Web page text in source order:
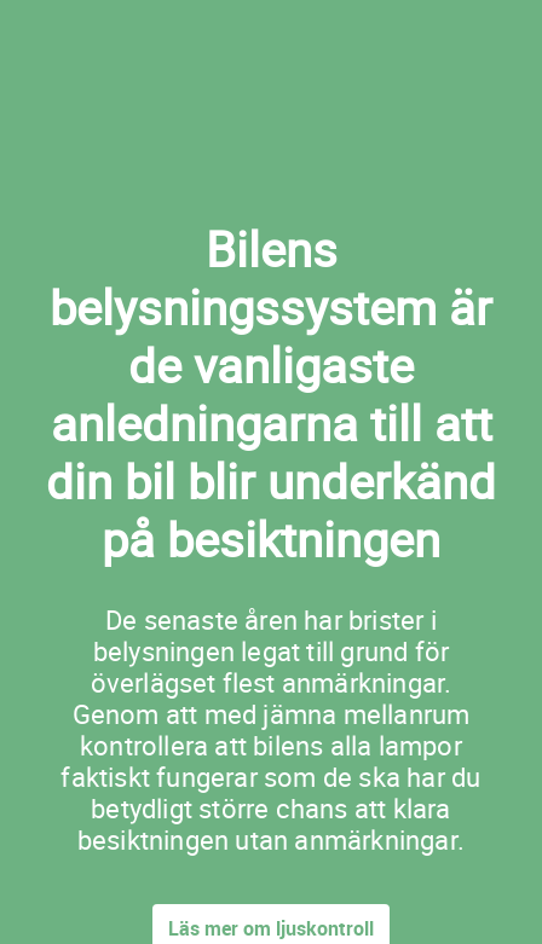
Bilens
belysningssystem är
de vanligaste
anledningarna till att
din bil blir underkänd
på besiktningen
De senaste åren har brister i
belysningen legat till grund för
överlägset flest anmärkningar.
Genom att med jämna mellanrum
kontrollera att bilens alla lampor
faktiskt fungerar som de ska har du
betydligt större chans att klara
besiktningen utan anmärkningar.
Läs mer om ljuskontroll